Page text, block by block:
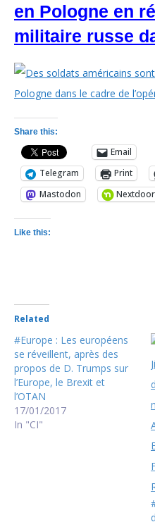
en Pologne en
militaire russe
Share this:
Email
Telegram
Print
Mastodon
Nextdoor
Like this:
Related
#Europe : Les européens
se réveillent, après des
propos de D. Trumps sur
l’Europe, le Brexit et
l’OTAN
17/01/2017
In "CI"